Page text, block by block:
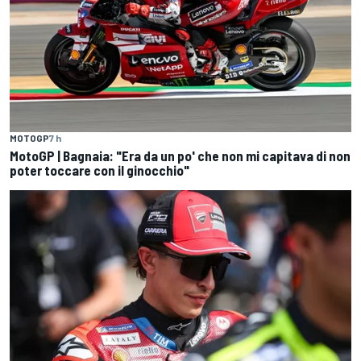
MOTOGP7 h
MotoGP | Bagnaia: "Era da un po' che non mi capitava di non
poter toccare con il ginocchio"